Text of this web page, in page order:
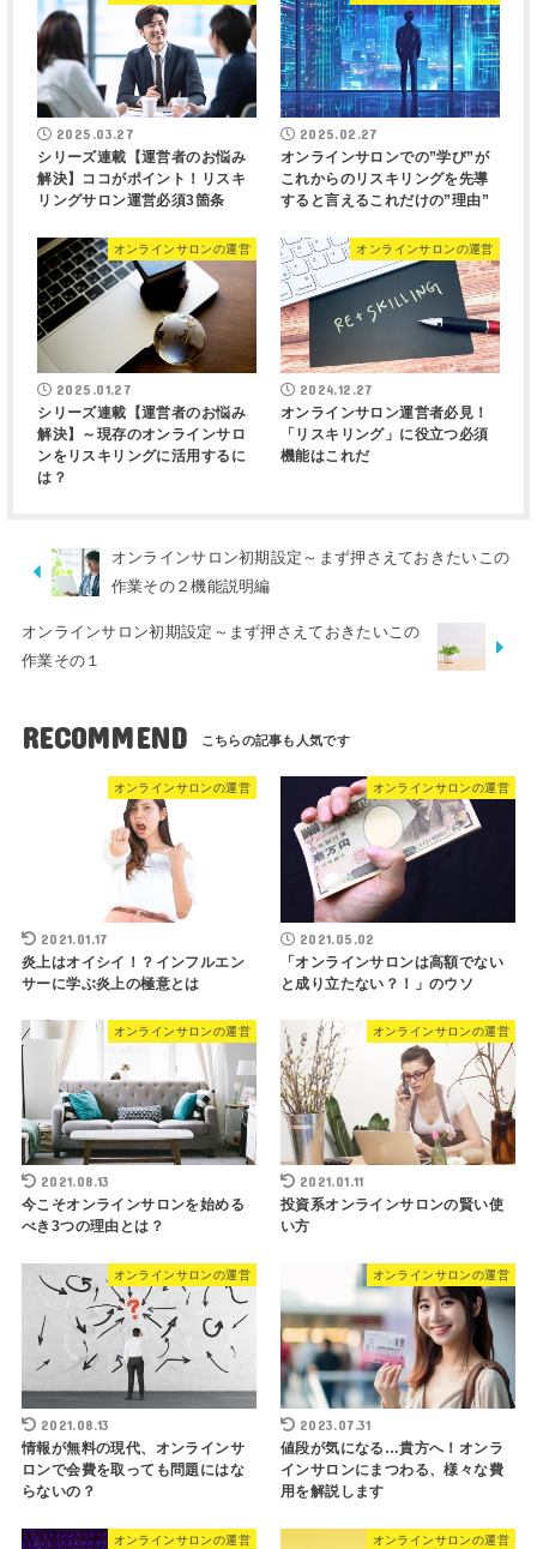
2025.03.27
シリーズ連載【運営者のお悩み
解決】ココがポイント！リスキ
リングサロン運営必須3箇条
2025.02.27
オンラインサロンでの”学び”が
これからのリスキリングを先導
すると言えるこれだけの”理由”
オンラインサロンの運営
2025.01.27
シリーズ連載【運営者のお悩み
解決】～現存のオンラインサロ
ンをリスキリングに活用するに
は？
オンラインサロンの運営
2024.12.27
オンラインサロン運営者必見！
「リスキリング」に役立つ必須
機能はこれだ
オンラインサロン初期設定～まず押さえておきたいこの
作業その２機能説明編
オンラインサロン初期設定～まず押さえておきたいこの
作業その１
RECOMMEND
オンラインサロンの運営
2021.01.17
炎上はオイシイ！？インフルエン
サーに学ぶ炎上の極意とは
オンラインサロンの運営
2021.05.02
「オンラインサロンは高額でない
と成り立たない？！」のウソ
オンラインサロンの運営
2021.08.13
今こそオンラインサロンを始める
べき3つの理由とは？
オンラインサロンの運営
2021.01.11
投資系オンラインサロンの賢い使
い方
オンラインサロンの運営
2021.08.13
情報が無料の現代、オンラインサ
ロンで会費を取っても問題にはな
らないの？
オンラインサロンの運営
2023.07.31
値段が気になる…貴方へ！オンラ
インサロンにまつわる、様々な費
用を解説します
オンラインサロンの運営 オンラインサロンの運営